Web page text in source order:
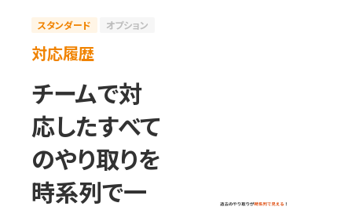
スタンダード オプション
対応履歴
チームで対
応したすべて
のやり取りを
時系列で一